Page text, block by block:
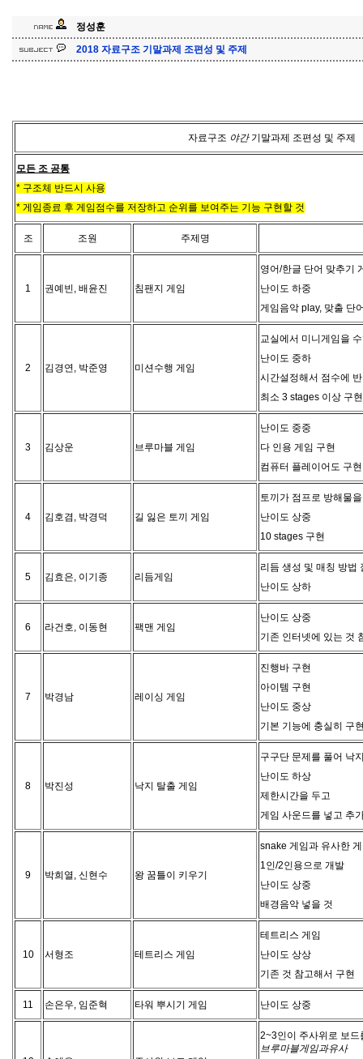
정성훈
2018 자료구조 기말과제 조편성 및 주제
자료구조 야간 기말과제 조편성 및 주제
모든 조 공통
* 구조체 반드시 사용
* 게임종료 후 게임점수를 저장하고 순위를 보여주는 기능 구현할 것
조 조원 주제명
1 권예빈, 배윤진 침팬지 게임
영어/한글 단어 맞추기
난이도 하중
게임음악 play, 맞출 단
2 김경연, 박준영 미션수행 게임
교실에서 미니게임을
난이도 중하
시간설정해서 점수에
최소 3 stages 이상 구
3 김상운 브루마블 게임
난이도 중중
다 인용 게임 구현
컴퓨터 플레이어도 구현
4 김호겸, 박경덕 길 잃은 토끼 게임
토끼가 점프로 방해물
난이도 상중
10 stages 구현
5 김효은, 이기종 리듬게임
리듬 생성 및 매칭 방법
난이도 상하
6 라건호, 이동현 팩맨 게임
난이도 상중
기존 인터넷에 있는 것
7 박경남 레이싱 게임
진행바 구현
아이템 구현
난이도 중상
기본 기능에 충실히 구
8 박진성 낙지 탈출 게임
구구단 문제를 풀어 낙
난이도 하상
제한시간을 두고
게임 사운드를 넣고 추
9 박희열, 신현수 왕 꿈틀이 키우기
snake 게임과 유사한
1인/2인용으로 개발
난이도 상중
배경음악 넣을 것
10 서형조 테트리스 게임
테트리스 게임
난이도 상상
기존 것 참고해서 구현
11 손은우, 임준혁 타워 뿌시기 게임 난이도 상중
2~3인이 주사위로 보
브 루마블게임과
유 사